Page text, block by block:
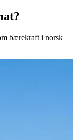
bærekraft i norsk